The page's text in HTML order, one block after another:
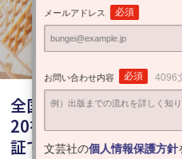
全国の提
全国に展開する提携書
20有余年、築き上げて
証です。
メールアドレス 必須
お問い合わせ内容 必須 4096
文芸社の個人情報保護方針